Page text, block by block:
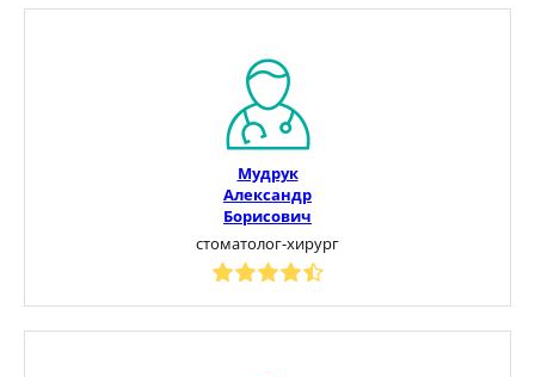
Мудрук
Александр
Борисович
стоматолог-хирург